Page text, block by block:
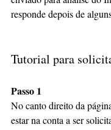
responde depois de
Tutorial para
Passo 1
No canto direito da
estar na conta a ser